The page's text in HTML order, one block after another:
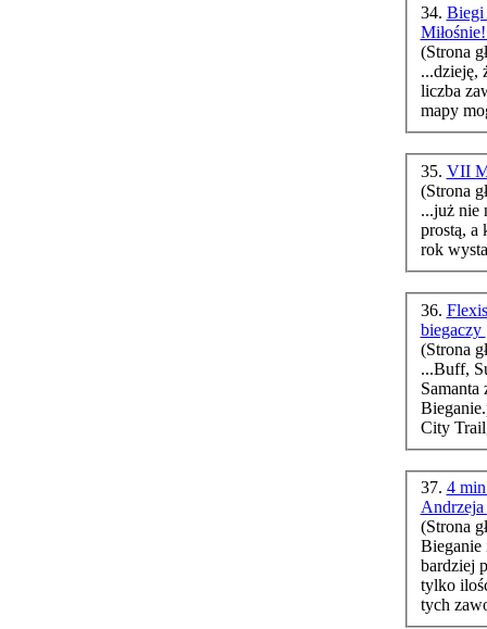
34. Biegi
(Strona
...dzieję,
35. VII
(Strona
...już nie
prostą, a
36.
biegaczy
(Strona
...Buff,
Bieganie
City
37. 4
(Strona
Bieganiei
bardziej
tylko
tych